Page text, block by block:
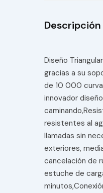
Diseño
gracias a su
de 10 000
innovador
resistentes al
llamadas sin
exteriores,
cancelación de
estuche de